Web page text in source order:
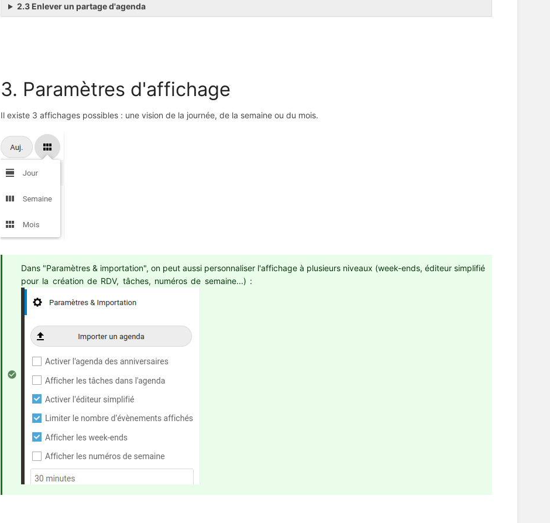
2.3 Enlever un partage d'agenda
3. Paramètres d'affichage
Il existe 3 affichages possibles : une vision de la journée, de la semaine ou du mois.
Dans "Paramètres & importation", on peut aussi personnaliser l'affichage à plusieurs niveaux (week-ends, éditeur simplifié
pour la création de RDV, tâches, numéros de semaine...) :